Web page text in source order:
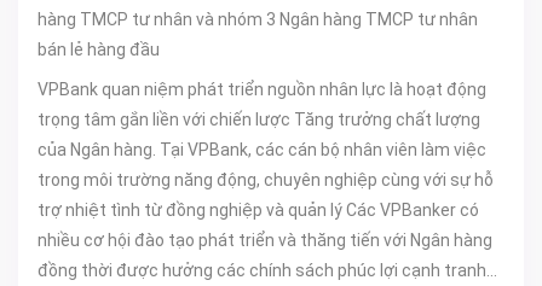
hàng TMCP tư nhân và nhóm 3 Ngân hàng TMCP tư nhân
bán lẻ hàng đầu
VPBank quan niệm phát triển nguồn nhân lực là hoạt động
trọng tâm gắn liền với chiến lược Tăng trưởng chất lượng
của Ngân hàng. Tại VPBank, các cán bộ nhân viên làm việc
trong môi trường năng động, chuyên nghiệp cùng với sự hỗ
trợ nhiệt tình từ đồng nghiệp và quản lý Các VPBanker có
nhiều cơ hội đào tạo phát triển và thăng tiến với Ngân hàng
đồng thời được hưởng các chính sách phúc lợi cạnh tranh